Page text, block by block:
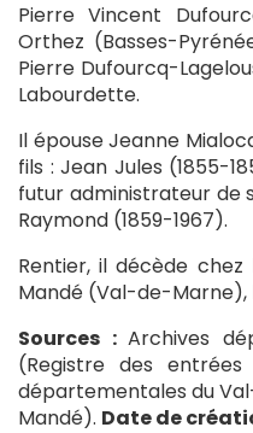
Pierre Vincent
Orthez (Basses-
Pierre Dufourcq-
Labourdette.
Il épouse Jeanne
fils : Jean Jules (1855-
futur administrateur de
Raymond (1859-1967).
Rentier, il décède chez
Mandé (Val-de-Marne),
Sources :Archives
(Registre des
départementales du
Mandé). Date de